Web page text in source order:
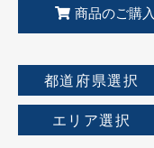
商品のご購入
都道府県選択
エリア選択